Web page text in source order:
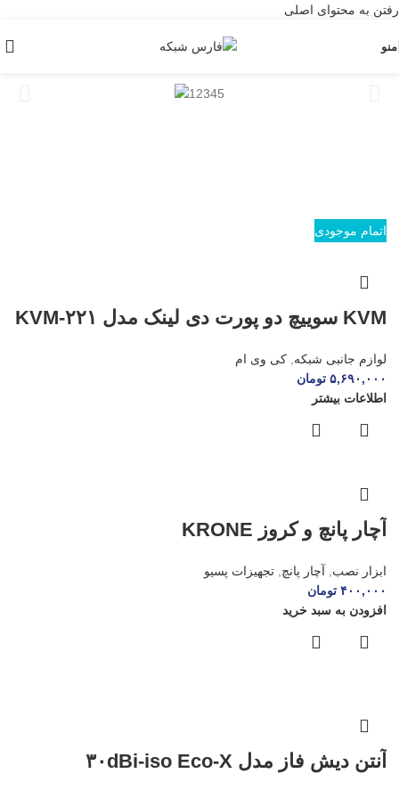
رفتن به محتوای اصلی
منو
اتمام موجودی
KVM سوییچ دو پورت دی لینک مدل KVM-۲۲۱
لوازم جانبی شبکه, کی وی ام
۵,۶۹۰,۰۰۰ تومان
اطلاعات بیشتر
آچار پانچ و کروز KRONE
ابزار نصب, آچار پانچ, تجهیزات پسیو
۴۰۰,۰۰۰ تومان
افزودن به سبد خرید
آنتن دیش فاز مدل ۳۰dBi-iso Eco-X